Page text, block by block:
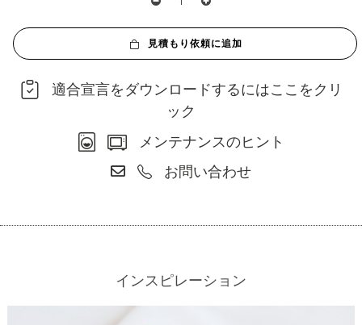
見積もり依頼に追加
適合宣言をダウンロードするにはここをクリ
ック
メンテナンスのヒント
お問い合わせ
インスピレーション